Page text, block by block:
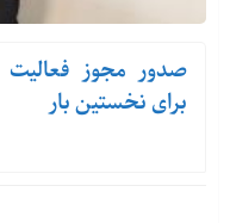
برای نخستین بار